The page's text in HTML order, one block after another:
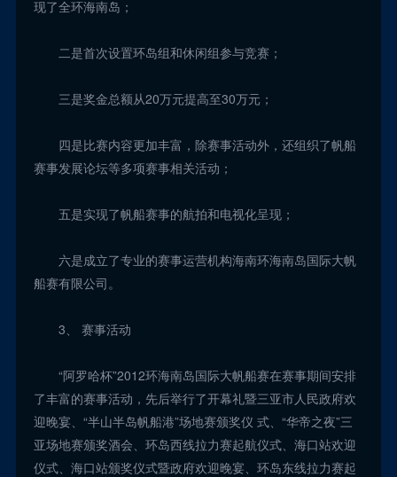
现了全环海南岛；
二是首次设置环岛组和休闲组参与竞赛；
三是奖金总额从20万元提高至30万元；
四是比赛内容更加丰富，除赛事活动外，还组织了帆船
赛事发展论坛等多项赛事相关活动；
五是实现了帆船赛事的航拍和电视化呈现；
六是成立了专业的赛事运营机构海南环海南岛国际大帆
船赛有限公司。
3、 赛事活动
“阿罗哈杯”2012环海南岛国际大帆船赛在赛事期间安排
了丰富的赛事活动，先后举行了开幕礼暨三亚市人民政府欢
迎晚宴、“半山半岛帆船港”场地赛颁奖仪 式、“华帝之夜”三
亚场地赛颁奖酒会、环岛西线拉力赛起航仪式、海口站欢迎
仪式、海口站颁奖仪式暨政府欢迎晚宴、环岛东线拉力赛起